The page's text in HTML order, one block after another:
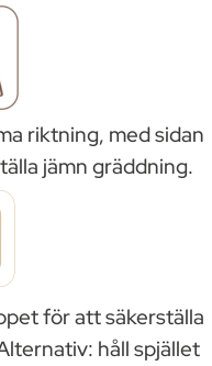
riktning, med sidan
jämn gräddning.
för att säkerställa
håll spjället